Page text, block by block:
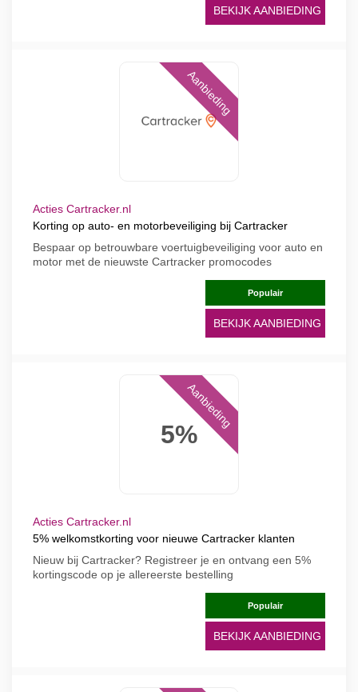
BEKIJK AANBIEDING
Aanbieding
Acties Cartracker.nl
Korting op auto- en motorbeveiliging bij Cartracker
Bespaar op betrouwbare voertuigbeveiliging voor auto en
motor met de nieuwste Cartracker promocodes
Populair
BEKIJK AANBIEDING
5%
Aanbieding
Acties Cartracker.nl
5% welkomstkorting voor nieuwe Cartracker klanten
Nieuw bij Cartracker? Registreer je en ontvang een 5%
kortingscode op je allereerste bestelling
Populair
BEKIJK AANBIEDING